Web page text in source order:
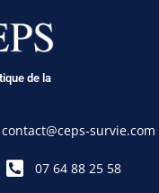
de la
contact@ceps-survie.com
07 64 88 25 58